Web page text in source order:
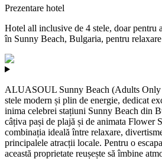
Prezentare hotel
Hotel all inclusive de 4 stele, doar pentru
în Sunny Beach, Bulgaria, pentru
ALUASOUL Sunny Beach (Adults Only
stele modern și plin de energie, dedicat
inima celebrei stațiuni Sunny Beach din
câțiva pași de plajă și de animata Flower
combinația ideală între relaxare,
principalele atracții locale. Pentru o
această proprietate reușește să îmbine